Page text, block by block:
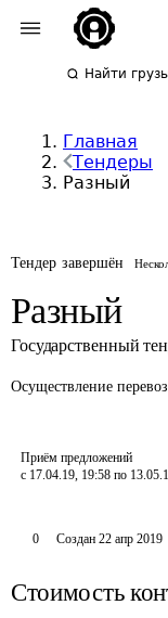
Найти
Главная
Тендеры
Разный
Тендер завершён
Разный
Государственный
Осуществление
Приём предложений
с 17.04.19, 19:58 по
0 Создан 22 апр 2019
Стоимость